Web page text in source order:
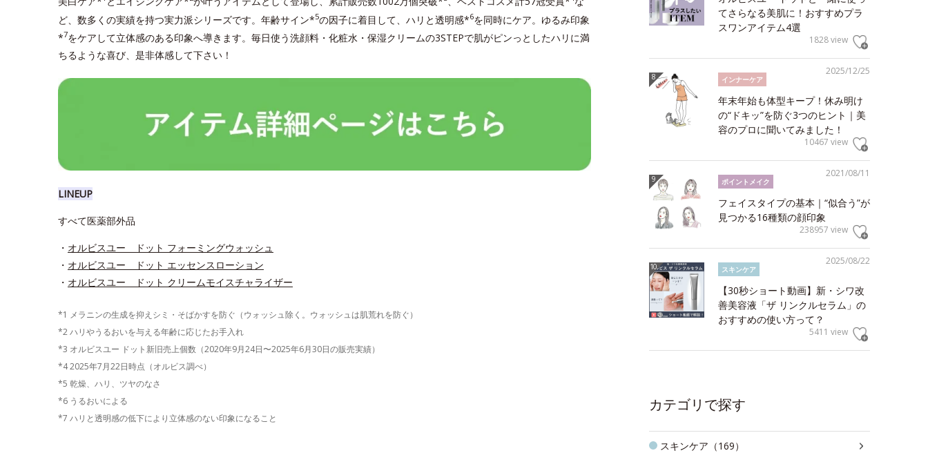
ど、数多くの実績を持つ実力派シリーズです。年齢サイン*5の因子に着目して、ハリと透明感*6を同時にケア。ゆるみ印象
*7をケアして立体感のある印象へ導きます。毎日使う洗顔料・化粧水・保湿クリームの3STEPで肌がピンっとしたハリに満
ちるような喜び、是非体感して下さい！
LINEUP
すべて医薬部外品
・ オルビスユー ドット フォーミングウォッシュ
・ オルビスユー ドット エッセンスローション
・ オルビスユー ドット クリームモイスチャライザー
*1 メラニンの生成を抑えシミ・そばかすを防ぐ（ウォッシュ除く。ウォッシュは肌荒れを防ぐ）
*2 ハリやうるおいを与える年齢に応じたお手入れ
*3 オルビスユー ドット新旧売上個数（2020年9月24日〜2025年6月30日の販売実績）
*4 2025年7月22日時点（オルビス調べ）
*5 乾燥、ハリ、ツヤのなさ
*6 うるおいによる
*7 ハリと透明感の低下により立体感のない印象になること
てさらなる美肌に！おすすめプラ
スワンアイテム4選
1828 view
2025/12/25
インナーケア
年末年始も体型キープ！休み明け
の“ドキッ”を防ぐ3つのヒント｜美
容のプロに聞いてみました！
10467 view
2021/08/11
ポイントメイク
フェイスタイプの基本｜“似合う”が
見つかる16種類の顔印象
238957 view
2025/08/22
スキンケア
【30秒ショート動画】新・シワ改
善美容液「ザ リンクルセラム」の
おすすめの使い方って？
5411 view
カテゴリで探す
スキンケア（169）